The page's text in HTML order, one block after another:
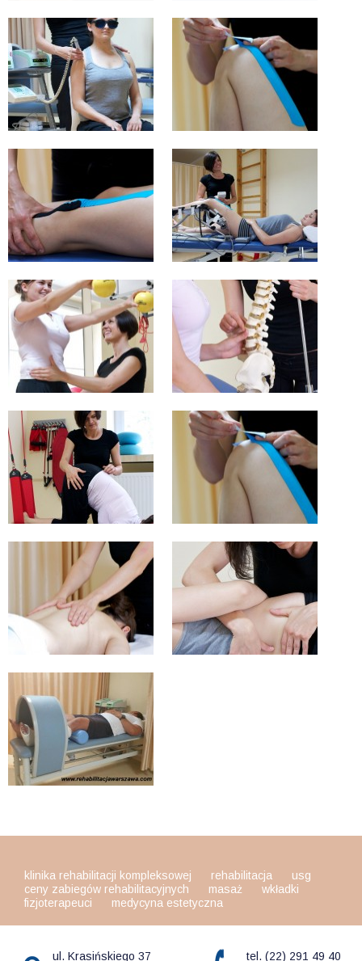
klinika rehabilitacji kompleksowej rehabilitacja
usg
ceny zabiegów rehabilitacyjnych
masaż
wkładki
fizjoterapeuci
medycyna estetyczna
ul. Krasińskiego 37 tel. (22) 291 49 40